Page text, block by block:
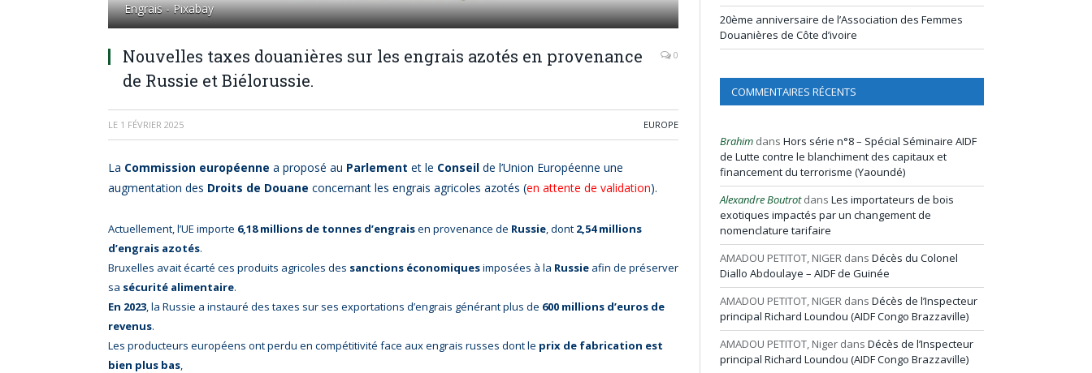
Engrais - Pixabay
Nouvelles taxes douanières sur les engrais azotés en provenance
de Russie et Biélorussie.
0
LE 1 FÉVRIER 2025 EUROPE
La Commission européenne a proposé au Parlement et le Conseil de l’Union Européenne une
augmentation des Droits de Douane concernant les engrais agricoles azotés (en attente de validation).
Actuellement, l’UE importe 6,18 millions de tonnes d’engraisen provenance de Russie, dont 2,54 millions
d’engrais azotés.
Bruxelles avait écarté ces produits agricoles des sanctions économiquesimposées à la Russie afin de préserver
sa sécurité alimentaire.
En 2023, la Russie a instauré des taxes sur ses exportations d’engrais générant plus de 600 millions d’euros de
revenus.
Les producteurs européens ont perdu en compétitivité face aux engrais russes dont le prix de fabrication est
bien plus bas,
20ème anniversaire de l’Association des Femmes
Douanières de Côte d’ivoire
COMMENTAIRES RÉCENTS
Brahim dans Hors série n°8 – Spécial Séminaire AIDF
de Lutte contre le blanchiment des capitaux et
financement du terrorisme (Yaoundé)
Alexandre Boutrotdans Les importateurs de bois
exotiques impactés par un changement de
nomenclature tarifaire
AMADOU PETITOT, NIGER dans Décès du Colonel
Diallo Abdoulaye – AIDF de Guinée
AMADOU PETITOT, NIGER dans Décès de l’Inspecteur
principal Richard Loundou (AIDF Congo Brazzaville)
AMADOU PETITOT, Niger dans Décès de l’Inspecteur
principal Richard Loundou (AIDF Congo Brazzaville)